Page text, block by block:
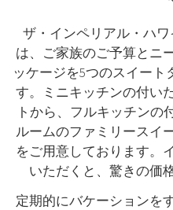
ザ・インペリアル・ハ
は、ご家族のご予算とニ
ッケージを5つのスイート
す。ミニキッチンの付い
トから、フルキッチンの
ルームのファミリースイ
をご用意しております。
いただくと、驚きの価
定期的にバケーションを